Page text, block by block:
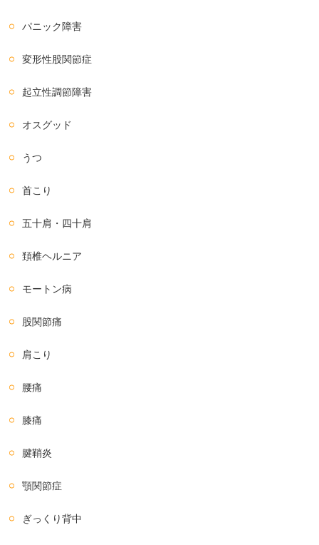
パニック障害
変形性股関節症
起立性調節障害
オスグッド
うつ
首こり
五十肩・四十肩
頚椎ヘルニア
モートン病
股関節痛
肩こり
腰痛
膝痛
腱鞘炎
顎関節症
ぎっくり背中